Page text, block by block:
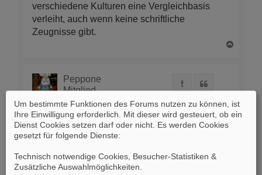
verschiedene Kulturen eine Vergleichbasis
verleiht, auch wenn keine schriftliche
Zeugnisse gibt.
e
n
Peppone
Mitglied
Melden
04.10.2012, 19:04
Um bestimmte Funktionen des Forums nutzen zu können, ist
Ihre Einwilligung erforderlich. Mit dieser wird gesteuert, ob ein
Dienst Cookies setzen darf oder nicht. Es werden Cookies
gesetzt für folgende Dienste:
Technisch notwendige Cookies, Besucher-Statistiken &
Zusätzliche Auswahlmöglichkeiten